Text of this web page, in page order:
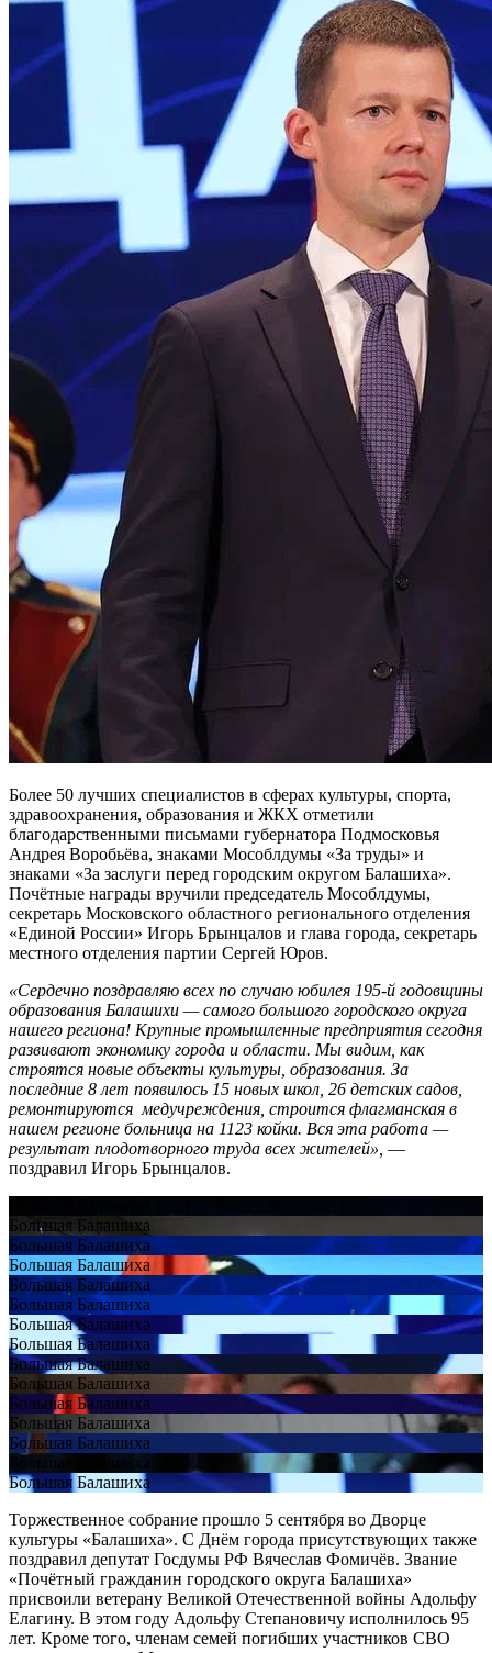
Более 50 лучших специалистов в сферах культуры, спорта,
здравоохранения, образования и ЖКХ отметили
благодарственными письмами губернатора Подмосковья
Андрея Воробьёва, знаками Мособлдумы «За труды» и
знаками «За заслуги перед городским округом Балашиха».
Почëтные награды вручили председатель Мособлдумы,
секретарь Московского областного регионального отделения
«Единой России» Игорь Брынцалов и глава города, секретарь
местного отделения партии Сергей Юров.
«Сердечно поздравляю всех по случаю юбилея 195-й годовщины
образования Балашихи — самого большого городского округа
нашего региона! Крупные промышленные предприятия сегодня
развивают экономику города и области. Мы видим, как
строятся новые объекты культуры, образования. За
последние 8 лет появилось 15 новых школ, 26 детских садов,
ремонтируются медучреждения, строится флагманская в
нашем регионе больница на 1123 койки. Вся эта работа —
результат плодотворного труда всех жителей», —
поздравил Игорь Брынцалов.
Большая Балашиха
Большая Балашиха
Большая Балашиха
Большая Балашиха
Большая Балашиха
Большая Балашиха
Большая Балашиха
Большая Балашиха
Большая Балашиха
Большая Балашиха
Большая Балашиха
Большая Балашиха
Большая Балашиха
Большая Балашиха
Торжественное собрание прошло 5 сентября во Дворце
культуры «Балашиха». С Днём города присутствующих также
поздравил депутат Госдумы РФ Вячеслав Фомичёв. Звание
«Почётный гражданин городского округа Балашиха»
присвоили ветерану Великой Отечественной войны Адольфу
Елагину. В этом году Адольфу Степановичу исполнилось 95
лет. Кроме того, членам семей погибших участников СВО